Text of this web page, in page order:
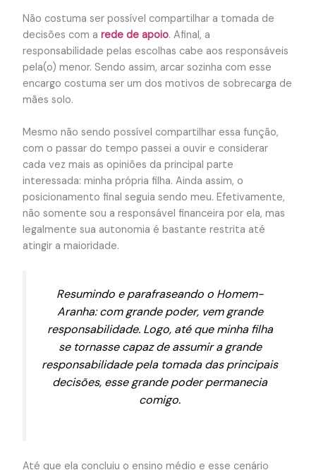
Não costuma ser possível compartilhar a tomada de
decisões com a rede de apoio. Afinal, a
responsabilidade pelas escolhas cabe aos responsáveis
pela(o) menor. Sendo assim, arcar sozinha com esse
encargo costuma ser um dos motivos de sobrecarga de
mães solo.
Mesmo não sendo possível compartilhar essa função,
com o passar do tempo passei a ouvir e considerar
cada vez mais as opiniões da principal parte
interessada: minha própria filha. Ainda assim, o
posicionamento final seguia sendo meu. Efetivamente,
não somente sou a responsável financeira por ela, mas
legalmente sua autonomia é bastante restrita até
atingir a maioridade.
Resumindo e parafraseando o Homem-
Aranha: com grande poder, vem grande
responsabilidade. Logo, até que minha filha
se tornasse capaz de assumir a grande
responsabilidade pela tomada das principais
decisões, esse grande poder permanecia
comigo.
Até que ela concluiu o ensino médio e esse cenário